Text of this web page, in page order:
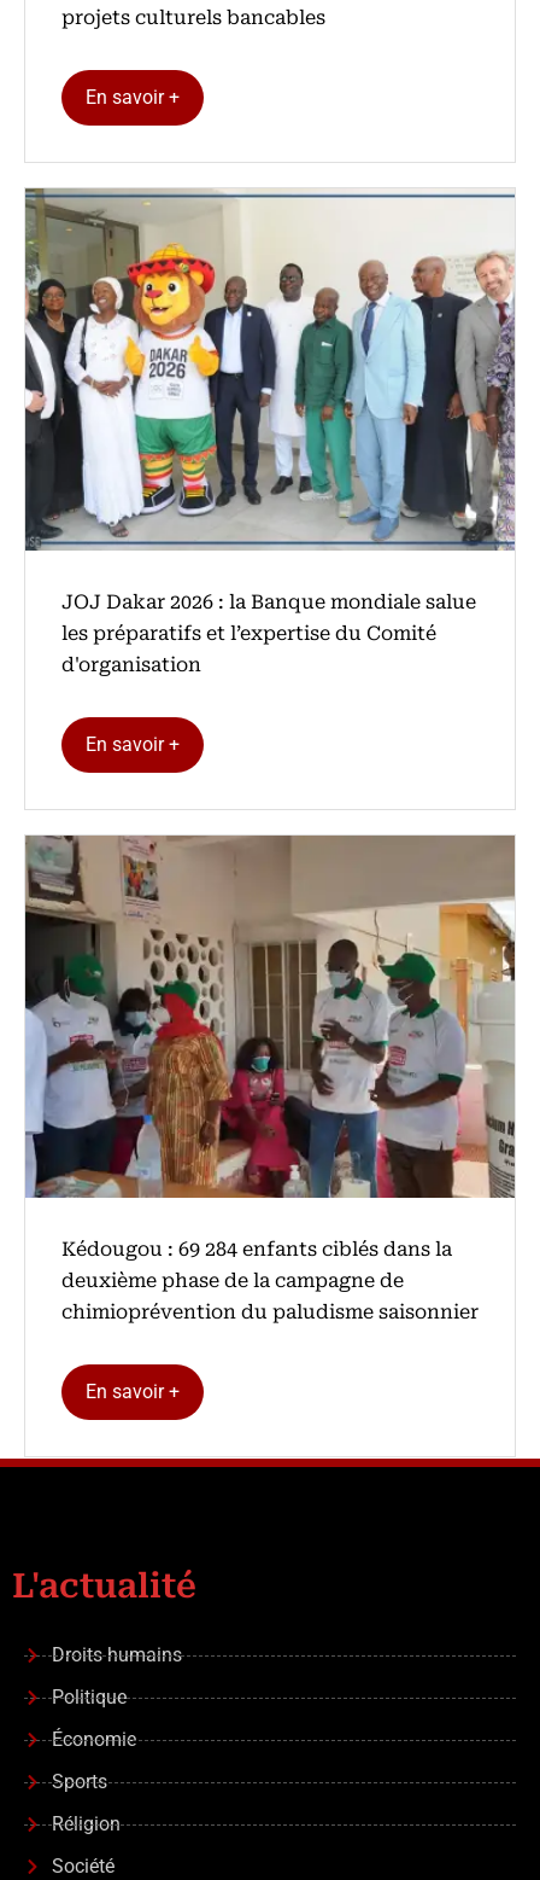
projets culturels bancables
En savoir +
‎JOJ Dakar 2026 : la Banque mondiale salue
les préparatifs et l’expertise du Comité
d'organisation
En savoir +
Kédougou : 69 284 enfants ciblés dans la
deuxième phase de la campagne de
chimioprévention du paludisme saisonnier
En savoir +
L'actualité
Droits humains
Politique
Économie
Sports
Réligion
Société